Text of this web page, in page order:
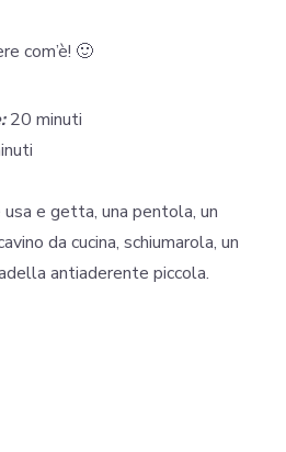
com’è! 🙂
20 minuti
e getta, una pentola, un
da cucina, schiumarola, un
antiaderente piccola.